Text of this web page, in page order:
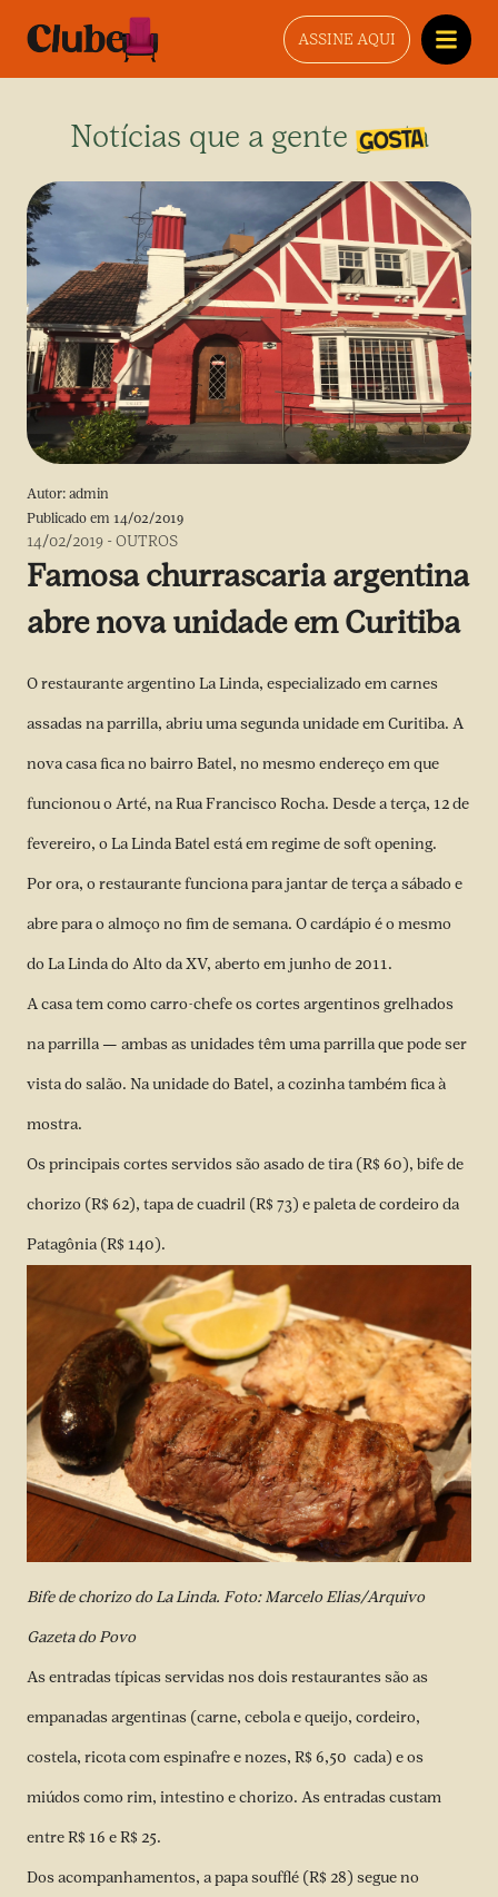
ASSINE AQUI
Notícias que a gente gosta
Autor: admin
Publicado em 14/02/2019
14/02/2019 -OUTROS
Famosa churrascaria argentina
abre nova unidade em Curitiba
O restaurante argentino La Linda, especializado em carnes
assadas na parrilla, abriu uma segunda unidade em Curitiba. A
nova casa fica no bairro Batel, no mesmo endereço em que
funcionou o Arté, na Rua Francisco Rocha. Desde a terça, 12 de
fevereiro, o La Linda Batel está em regime de soft opening.
Por ora, o restaurante funciona para jantar de terça a sábado e
abre para o almoço no fim de semana. O cardápio é o mesmo
do La Linda do Alto da XV, aberto em junho de 2011.
A casa tem como carro-chefe os cortes argentinos grelhados
na parrilla — ambas as unidades têm uma parrilla que pode ser
vista do salão. Na unidade do Batel, a cozinha também fica à
mostra.
Os principais cortes servidos são asado de tira (R$ 60), bife de
chorizo (R$ 62), tapa de cuadril (R$ 73) e paleta de cordeiro da
Patagônia (R$ 140).
Bife de chorizo do La Linda. Foto: Marcelo Elias/Arquivo
Gazeta do Povo
As entradas típicas servidas nos dois restaurantes são as
empanadas argentinas (carne, cebola e queijo, cordeiro,
costela, ricota com espinafre e nozes, R$ 6,50 cada) e os
miúdos como rim, intestino e chorizo. As entradas custam
entre R$ 16 e R$ 25.
Dos acompanhamentos, a papa soufflé (R$ 28) segue no